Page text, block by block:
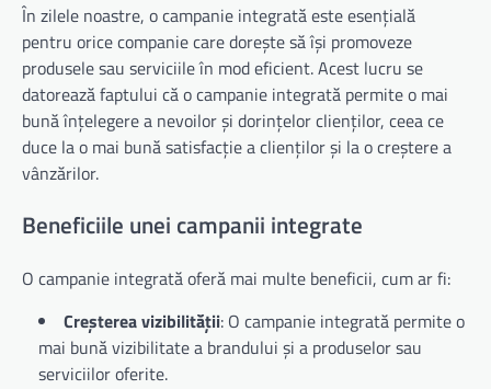
În zilele noastre, o campanie integrată este esențială
pentru orice companie care dorește să își promoveze
produsele sau serviciile în mod eficient. Acest lucru se
datorează faptului că o campanie integrată permite o mai
bună înțelegere a nevoilor și dorințelor clienților, ceea ce
duce la o mai bună satisfacție a clienților și la o creștere a
vânzărilor.
Beneficiile unei campanii integrate
O campanie integrată oferă mai multe beneficii, cum ar fi:
Creșterea vizibilității: O campanie integrată permite o
mai bună vizibilitate a brandului și a produselor sau
serviciilor oferite.